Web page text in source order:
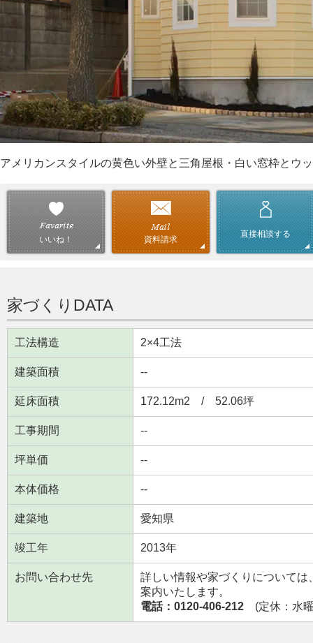
アメリカンスタイルの黄色い外壁と三角屋根・白い窓枠とウ
いいね！ 資料請求
直接相談する
家づくりDATA
工法構造 2×4工法
建築面積 --
延床面積 172.12m2 / 52.06坪
工事期間 --
坪単価 --
本体価格 --
建築地 愛知県
竣工年 2013年
お問い合わせ先
詳しい情報や家づくりについて
案内いたします。
電話：0120-406-212 (定休：水